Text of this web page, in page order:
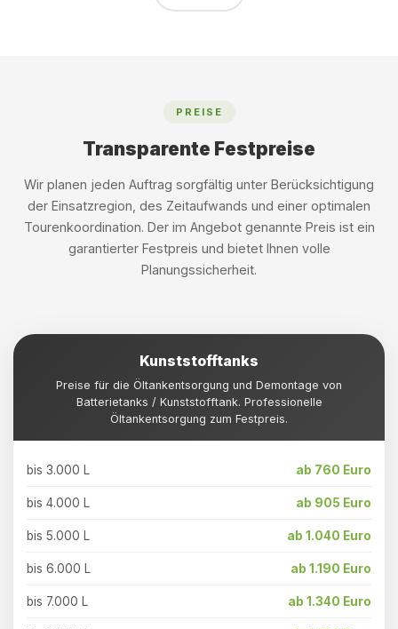
PREISE
Transparente Festpreise
Wir planen jeden Auftrag sorgfältig unter Berücksichtigung
der Einsatzregion, des Zeitaufwands und einer optimalen
Tourenkoordination. Der im Angebot genannte Preis ist ein
garantierter Festpreis und bietet Ihnen volle
Planungssicherheit.
Kunststofftanks
Preise für die Öltankentsorgung und Demontage von
Batterietanks / Kunststofftank. Professionelle
Öltankentsorgung zum Festpreis.
bis 3.000 L ab 760 Euro
bis 4.000 L ab 905 Euro
bis 5.000 L ab 1.040 Euro
bis 6.000 L ab 1.190 Euro
bis 7.000 L ab 1.340 Euro